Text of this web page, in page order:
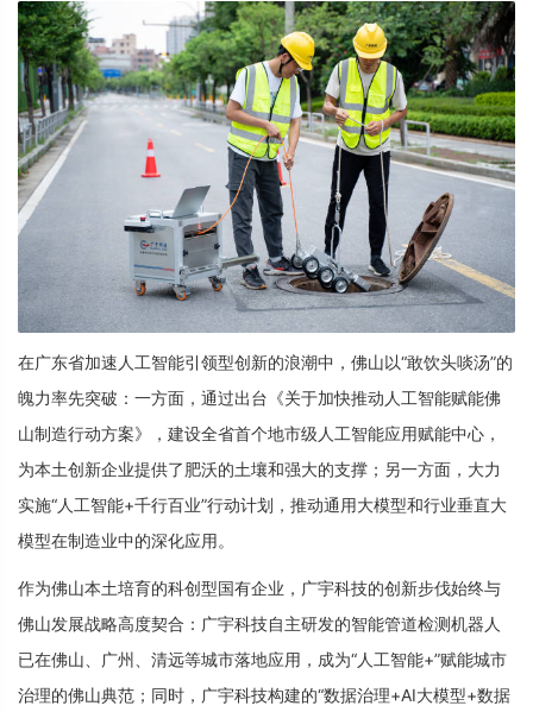
在广东省加速人工智能引领型创新的浪潮中，佛山以“敢饮头啖汤”的
魄力率先突破：一方面，通过出台《关于加快推动人工智能赋能佛
山制造行动方案》，建设全省首个地市级人工智能应用赋能中心，
为本土创新企业提供了肥沃的土壤和强大的支撑；另一方面，大力
实施“人工智能+千行百业”行动计划，推动通用大模型和行业垂直大
模型在制造业中的深化应用。
作为佛山本土培育的科创型国有企业，广宇科技的创新步伐始终与
佛山发展战略高度契合：广宇科技自主研发的智能管道检测机器人
已在佛山、广州、清远等城市落地应用，成为“人工智能+”赋能城市
治理的佛山典范；同时，广宇科技构建的“数据治理+AI大模型+数据